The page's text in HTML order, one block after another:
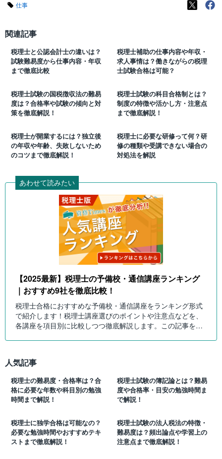
仕事
関連記事
税理士と公認会計士の違いは？
試験難易度から仕事内容・年収
まで徹底比較
税理士補助の仕事内容や年収・
求人事情は？働きながらの税理
士試験合格は可能？
税理士試験の国税徴収法の難易
度は？合格率や試験の傾向と対
策を徹底解説！
税理士試験の科目合格制とは？
制度の特徴や活かし方・注意点
まで徹底解説！
税理士が開業するには？独立後
の年収や年齢、失敗しないため
のコツまで徹底解説！
税理士に必要な研修って何？研
修の種類や受講できない場合の
対処法を解説
あわせて読みたい
【2025最新】税理士の予備校・通信講座ランキング
｜おすすめ9社を徹底比較！
税理士合格におすすめな予備校・通信講座をランキング形式
で紹介します！税理士講座選びのポイントや注意点などを、
各講座を項目別に比較しつつ徹底解説します。この記事を読
人気記事
税理士の難易度・合格率は？合
格に必要な年数や科目別の勉強
時間まで解説！
税理士試験の簿記論とは？難易
度や合格率・目安の勉強時間ま
で解説！
税理士に独学合格は可能なの？
必要な勉強時間やおすすめテキ
ストまで徹底解説！
税理士試験の法人税法の特徴・
難易度は？頻出論点や学習上の
注意点まで徹底解説！